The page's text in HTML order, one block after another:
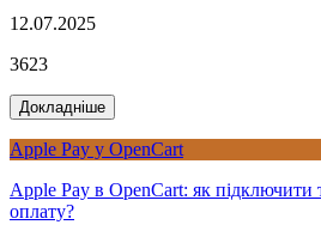
12.07.2025
3623
Докладніше
Apple Pay у OpenCart
Apple Pay в OpenCart: як підключити
оплату?